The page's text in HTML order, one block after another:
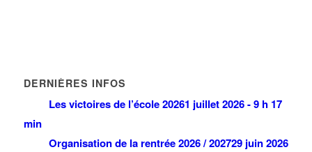
DERNIÈRES INFOS
Les victoires de l’école 20261 juillet 2026 - 9 h 17
min
Organisation de la rentrée 2026 / 202729 juin 2026